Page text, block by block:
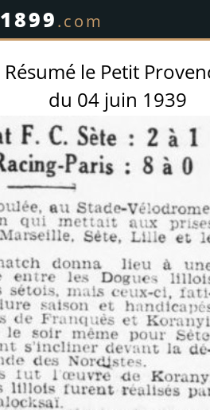
1899.com
Résumé le Petit
du 04 juin 1939